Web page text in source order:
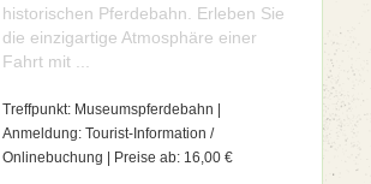
historischen Pferdebahn. Erleben Sie
die einzigartige Atmosphäre einer
Fahrt mit ...
Treffpunkt: Museumspferdebahn |
Anmeldung: Tourist-Information /
Onlinebuchung | Preise ab: 16,00 €